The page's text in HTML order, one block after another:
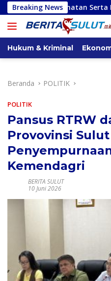
Langsung
ke
konten
Breaking News
Serta Pendidikan
Hukum & Kriminal
Beranda POLITIK
POLITIK
Pansus RTRW
Provovinsi
Kemendagri
BERITA SULUT
10 Juni 2026